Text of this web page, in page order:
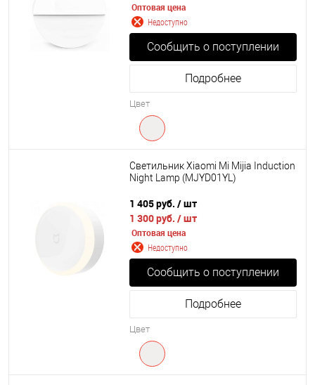
Оптовая цена
Недоступно
Сообщить о поступлении
Подробнее
Цвет
Светильник Xiaomi Mi Mijia Induction
Night Lamp (MJYD01YL)
1 405 руб. / шт
1 300 руб. / шт
Оптовая цена
Недоступно
Сообщить о поступлении
Подробнее
Цвет